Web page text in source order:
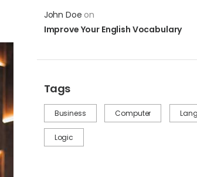
John Doe on
Improve Your English Vocabulary
Tags
Business Computer
Logic